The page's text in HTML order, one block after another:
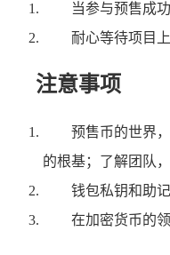
当参与预售成
耐心等待项目
注意事项
预售币的世界
的根基；了解团队
钱包私钥和助
在加密货币的